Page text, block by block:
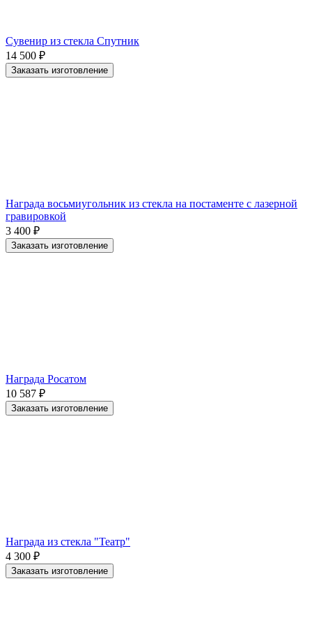
Сувенир из стекла Спутник
14 500 ₽
Заказать изготовление
Награда восьмиугольник из стекла на постаменте с лазерной
гравировкой
3 400 ₽
Заказать изготовление
Награда Росатом
10 587 ₽
Заказать изготовление
Награда из стекла "Театр"
4 300 ₽
Заказать изготовление